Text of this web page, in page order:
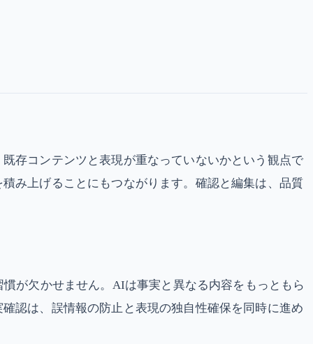
存コンテンツと表現が重なっていないかという観点で
み上げることにもつながります。確認と編集は、品質
が欠かせません。AIは事実と異なる内容をもっともら
認は、誤情報の防止と表現の独自性確保を同時に進め